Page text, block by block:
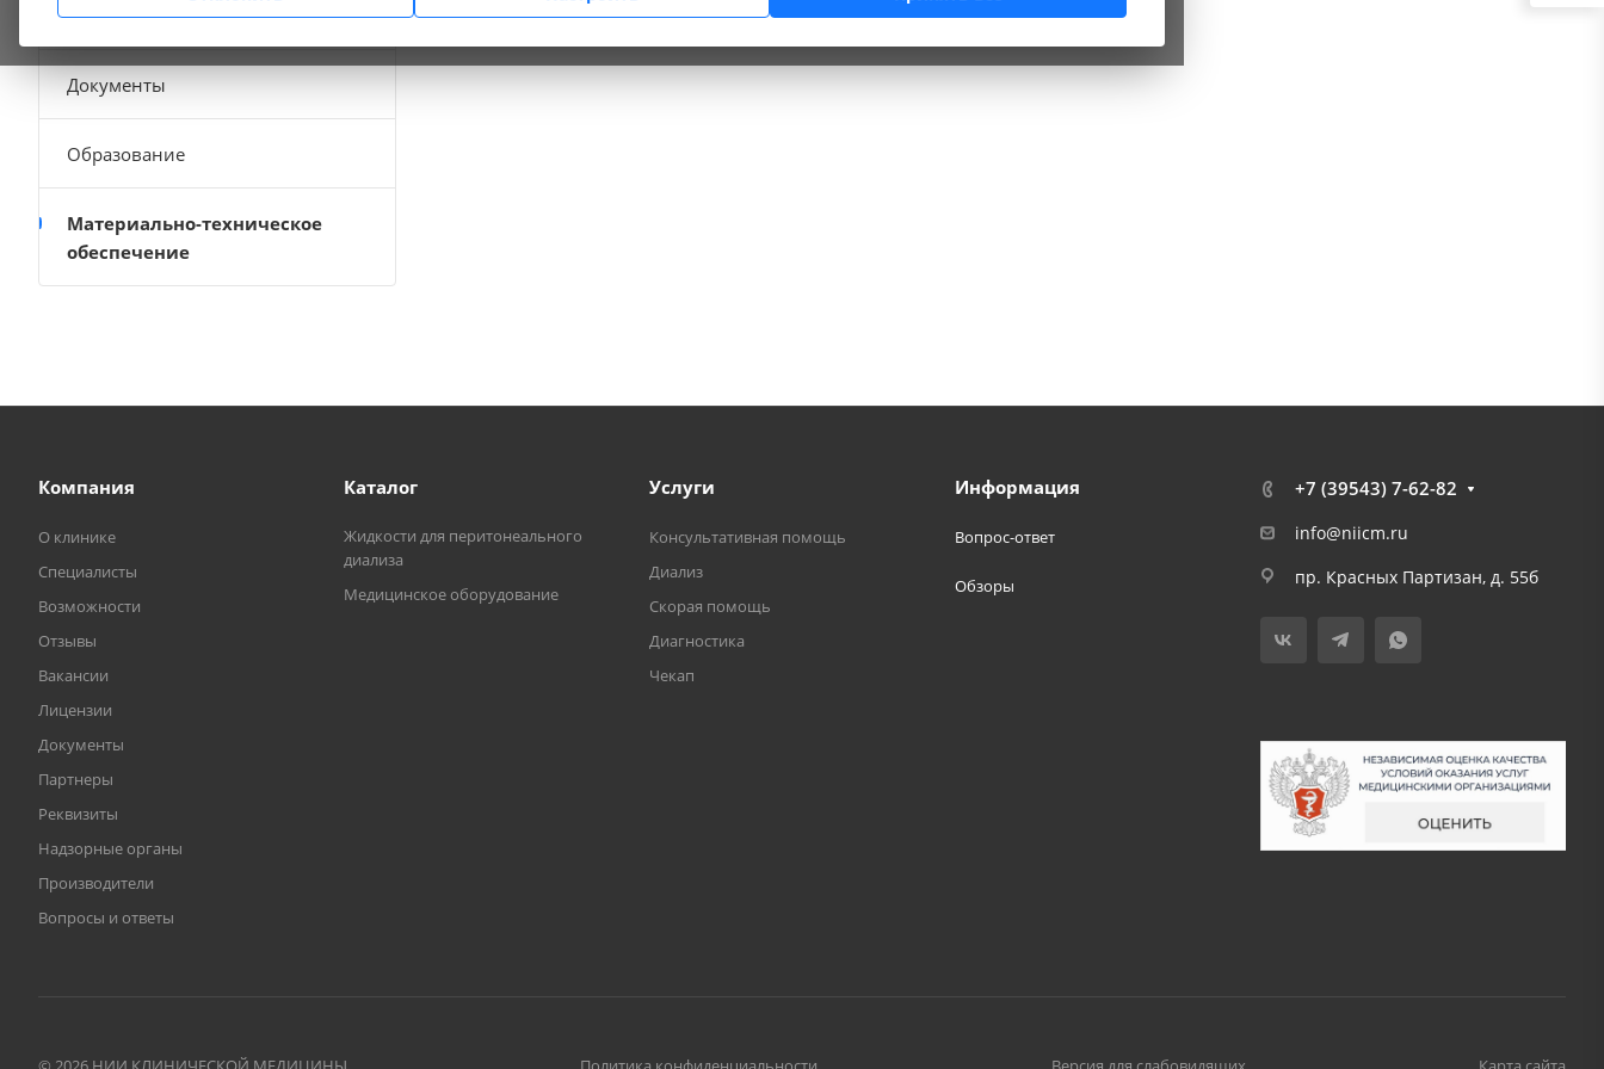
Структура
Документы
Образование
Материально-техническое
обеспечение
Компания
О клинике
Специалисты
Возможности
Отзывы
Вакансии
Лицензии
Документы
Партнеры
Реквизиты
Надзорные органы
Производители
Вопросы и ответы
Каталог
Жидкости для перитонеального
диализа
Медицинское оборудование
Услуги
Консультативная помощь
Диализ
Скорая помощь
Диагностика
Чекап
Информация
Вопрос-ответ
Обзоры
+7 (39543) 7-62-82
info@niicm.ru
пр. Красных Партизан, д. 55б